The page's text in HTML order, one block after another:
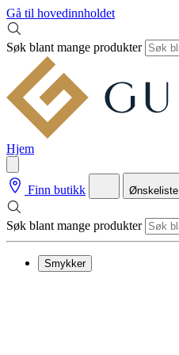
Gå til hovedinnholdet
Søk blant mange produkter
Hjem
Finn butikk Ønskeliste
Søk blant mange produkter
Smykker